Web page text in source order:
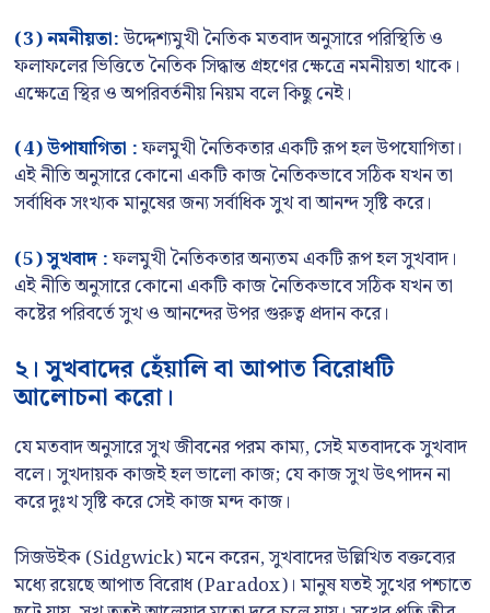
(3)নমনীয়তা:উদ্দেশ্যমুখী নৈতিক মতবাদ অনুসারে পরিস্থিতি ও
ফলাফলের ভিত্তিতে নৈতিক সিদ্ধান্ত গ্রহণের ক্ষেত্রে নমনীয়তা থাকে।
এক্ষেত্রে স্থির ও অপরিবর্তনীয় নিয়ম বলে কিছু নেই।
(4)উপাযাগিতা :ফলমুখী নৈতিকতার একটি রূপ হল উপযোগিতা।
এই নীতি অনুসারে কোনো একটি কাজ নৈতিকভাবে সঠিক যখন তা
সর্বাধিক সংখ্যক মানুষের জন্য সর্বাধিক সুখ বা আনন্দ সৃষ্টি করে।
(5)সুখবাদ :ফলমুখী নৈতিকতার অন্যতম একটি রূপ হল সুখবাদ।
এই নীতি অনুসারে কোনো একটি কাজ নৈতিকভাবে সঠিক যখন তা
কষ্টের পরিবর্তে সুখ ও আনন্দের উপর গুরুত্ব প্রদান করে।
২। সুখবাদের হেঁয়ালি বা আপাত বিরোধটি
আলোচনা করো।
যে মতবাদ অনুসারে সুখ জীবনের পরম কাম্য, সেই মতবাদকে সুখবাদ
বলে। সুখদায়ক কাজই হল ভালো কাজ; যে কাজ সুখ উৎপাদন না
করে দুঃখ সৃষ্টি করে সেই কাজ মন্দ কাজ।
সিজউইক (Sidgwick) মনে করেন, সুখবাদের উল্লিখিত বক্তব্যের
মধ্যে রয়েছে আপাত বিরোধ (Paradox)। মানুষ যতই সুখের পশ্চাতে